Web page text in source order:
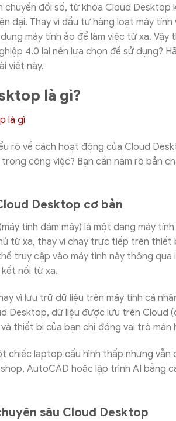
chuyển đổi số, từ khóa Cloud Desktop
đại. Thay vì đầu tư hàng loạt máy
máy tính ảo để làm việc từ xa. Vậy
4.0 lại nên lựa chọn để sử dụng?
viết này.
là gì?
rõ về cách hoạt động của Cloud
công việc? Bạn cần nắm rõ bản
Desktop cơ bản
tính đám mây) là một dạng máy
từ xa, thay vì chạy trực tiếp trên thiết
truy cập vào máy tính này thông
nối từ xa.
vì lưu trữ dữ liệu trên máy tính cá
Desktop, dữ liệu được lưu trên Cloud
thiết bị của bạn chỉ đóng vai trò màn
chiếc laptop cấu hình thấp nhưng vẫn
AutoCAD hoặc lập trình AI bằng
sâu Cloud Desktop